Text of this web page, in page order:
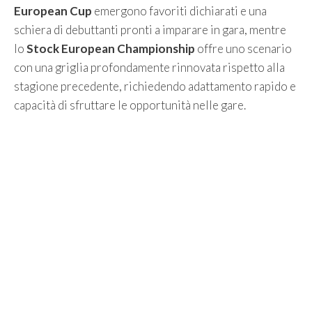
European Cup emergono favoriti dichiarati e una
schiera di debuttanti pronti a imparare in gara, mentre
loStock European Championship offre uno scenario
con una griglia profondamente rinnovata rispetto alla
stagione precedente, richiedendo adattamento rapido e
capacità di sfruttare le opportunità nelle gare.